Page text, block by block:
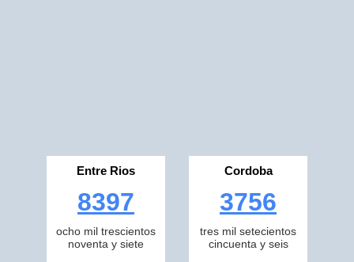
Entre Rios
8397
ocho mil trescientos
noventa y siete
Cordoba
3756
tres mil setecientos
cincuenta y seis